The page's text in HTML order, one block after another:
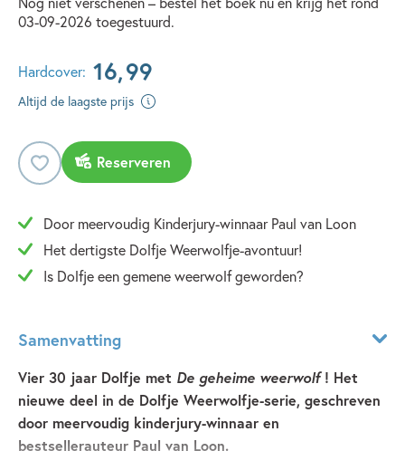
03-09-2026 toegestuurd.
Hardcover: 16,99
Altijd de laagste prijs
Reserveren
Door meervoudig Kinderjury-winnaar Paul van Loon
Het dertigste Dolfje Weerwolfje-avontuur!
Is Dolfje een gemene weerwolf geworden?
Samenvatting
Vier 30 jaar Dolfje met De geheime weerwolf! Het
nieuwe deel in de Dolfje Weerwolfje-serie, geschreven
door meervoudig kinderjury-winnaar en
bestsellerauteur Paul van Loon.